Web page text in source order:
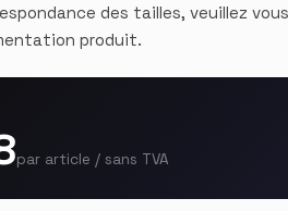
des tailles, veuillez
produit.
par article / sans TVA